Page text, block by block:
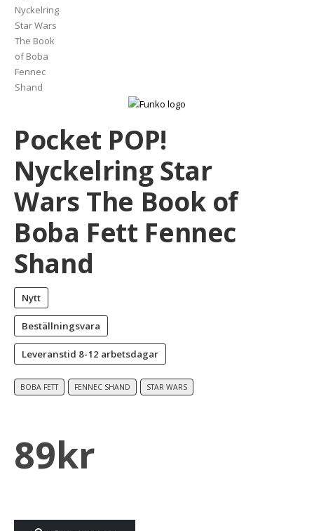
Pocket POP!
Nyckelring Star
Wars The Book of
Boba Fett Fennec
Shand
Nytt
Beställningsvara
Leveranstid 8-12 arbetsdagar
BOBA FETT FENNEC SHAND STAR WARS
89kr